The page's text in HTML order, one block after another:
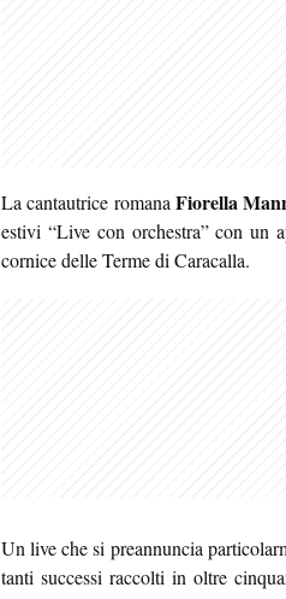
La cantautrice romanaFiorella
estivi “Live con orchestra” con un
cornice delle Terme di Caracalla.
Un live che si preannuncia
tanti successi raccolti in oltre